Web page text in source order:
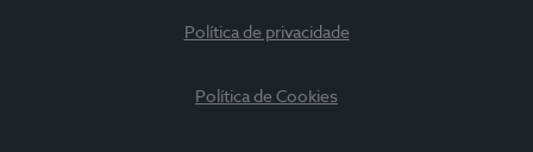
Política de privacidade
Política de Cookies